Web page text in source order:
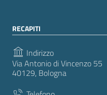
RECAPITI
Indirizzo
Via Antonio di Vincenzo 55
40129, Bologna